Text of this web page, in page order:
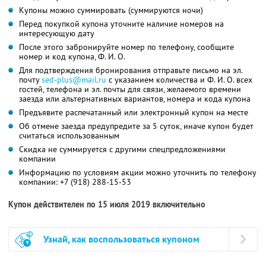
Купоны можно суммировать (суммируются ночи)
Перед покупкой купона уточните наличие номеров на
интересующую дату
После этого забронируйте номер по телефону, сообщите
номер и код купона,Ф. И. О.
Для подтверждения бронирования отправьте письмо на эл.
почтуsed-plus@mail.ru с указанием количества и Ф. И. О.всех
гостей, телефона и эл. почты для связи, желаемого времени
заезда или альтернативных вариантов, номера и кода купона
Предъявите распечатанный или электронный купон на месте
Об отмене заезда предупредите за 5 суток, иначе купон будет
считаться использованным
Скидка не суммируется с другими спецпредложениями
компании
Информацию по условиям акции можно уточнить по телефону
компании: +7 (918) 288-15-53
Купон действителен по 15 июля 2019 включительно
Узнай, как воспользоваться купоном